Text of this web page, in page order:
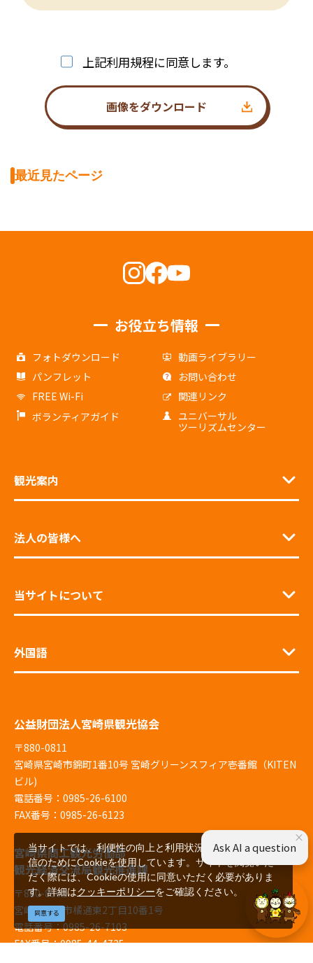
上記利用規程に同意します。
画像をダウンロード
最近見たページ
お役立ち情報
フォトダウンロード
動画ライブラリー
パンフレット
お問い合わせ
FREE Wi-Fi
関連リンク
ボランティアガイド
ユニバーサル
ツーリズムセンター
観光案内
法人の皆様へ
当サイトについて
外国語
公益財団法人宮崎県観光協会
〒880-0811
宮崎県宮崎市錦町1番10号 宮崎グリーンスフィア壱番館（KITEN
ビル)
電話番号：0985-26-6100
FAX番号：0985-26-6123
宮崎県商工観光労働部
観光経済交流局観光推進課
〒880-8501
宮崎県宮崎市橘通東2丁目10番1号
電話番号：0985-26-7103
FAX番号：0985-44-4725
当サイトでは、利便性の向上と利用状況の解析、広告配
信のためにCookieを使用しています。サイトを閲覧いた
だく際には、Cookieの使用に同意いただく必要がありま
す。詳細はクッキーポリシーをご確認ください。
同意する
×
Ask AI a question